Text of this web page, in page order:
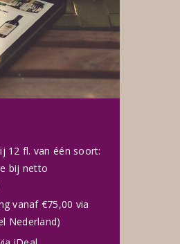
12 fl. van één soort:
bij netto
vanaf €75,00 via
Nederland)